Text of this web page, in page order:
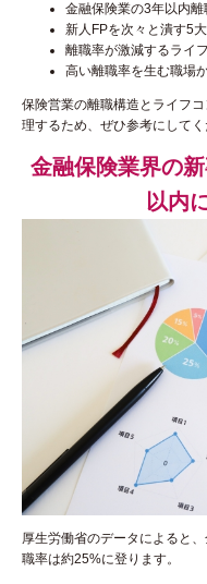
金融保険業の3年以内
新人FPを次々と潰す5
離職率が激減するライ
高い離職率を生む職場
保険営業の離職構造とライフ
理するため、ぜひ参考にしてく
金融保険業界の
以内
厚生労働省のデータによると
職率は約25%に登ります。